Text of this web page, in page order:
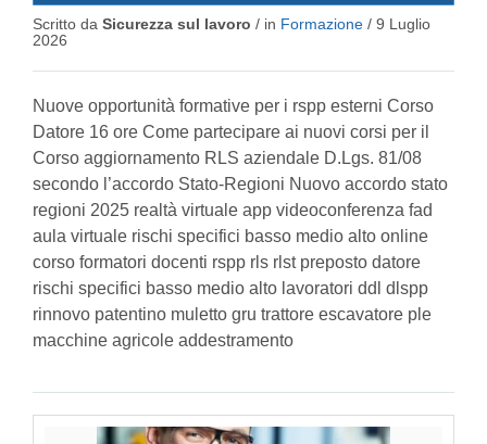
Scritto da Sicurezza sul lavoro / in Formazione / 9 Luglio
2026
Nuove opportunità formative per i rspp esterni Corso
Datore 16 ore Come partecipare ai nuovi corsi per il
Corso aggiornamento RLS aziendale D.Lgs. 81/08
secondo l’accordo Stato-Regioni Nuovo accordo stato
regioni 2025 realtà virtuale app videoconferenza fad
aula virtuale rischi specifici basso medio alto online
corso formatori docenti rspp rls rlst preposto datore
rischi specifici basso medio alto lavoratori ddl dlspp
rinnovo patentino muletto gru trattore escavatore ple
macchine agricole addestramento